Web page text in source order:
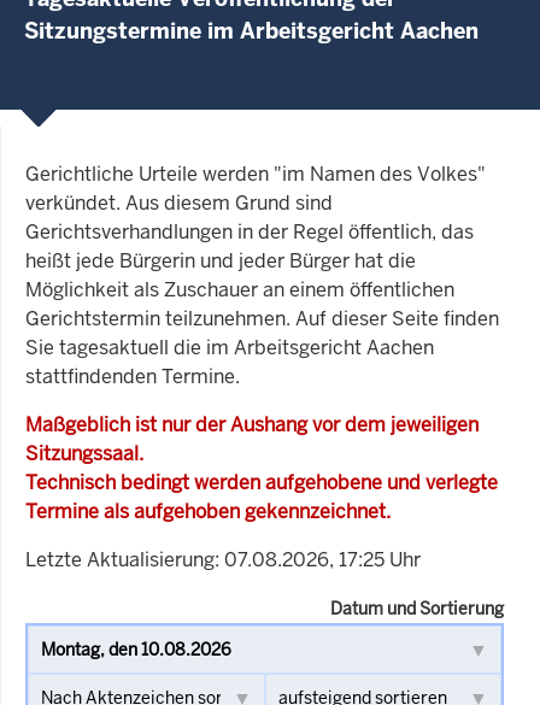
Sitzungstermine im Arbeitsgericht Aachen
Gerichtliche Urteile werden "im Namen des Volkes"
verkündet. Aus diesem Grund sind
Gerichtsverhandlungen in der Regel öffentlich, das
heißt jede Bürgerin und jeder Bürger hat die
Möglichkeit als Zuschauer an einem öffentlichen
Gerichtstermin teilzunehmen. Auf dieser Seite finden
Sie tagesaktuell die im Arbeitsgericht Aachen
stattfindenden Termine.
Maßgeblich ist nur der Aushang vor dem jeweiligen
Sitzungssaal.
Technisch bedingt werden aufgehobene und verlegte
Termine als aufgehoben gekennzeichnet.
Letzte Aktualisierung: 07.08.2026, 17:25 Uhr
Datum und Sortierung